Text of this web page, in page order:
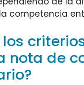
competencia
los
nota de